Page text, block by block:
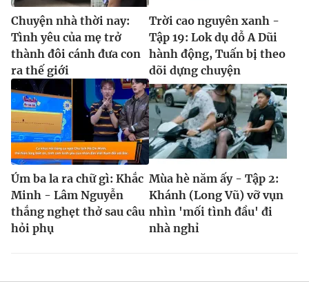
Chuyện nhà thời nay:
Tình yêu của mẹ trở
thành đôi cánh đưa con
ra thế giới
Trời cao nguyên xanh -
Tập 19: Lok dụ dỗ A Dũi
hành động, Tuấn bị theo
dõi dựng chuyện
Úm ba la ra chữ gì: Khắc
Minh - Lâm Nguyễn
thắng nghẹt thở sau câu
hỏi phụ
Mùa hè năm ấy - Tập 2:
Khánh (Long Vũ) vỡ vụn
nhìn 'mối tình đầu' đi
nhà nghỉ